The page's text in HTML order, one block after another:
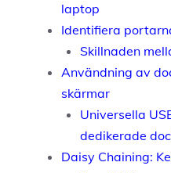
laptop
Identifiera
Skillnaden
Användning av
skärmar
Universella
dedikerade
Daisy Chaining: